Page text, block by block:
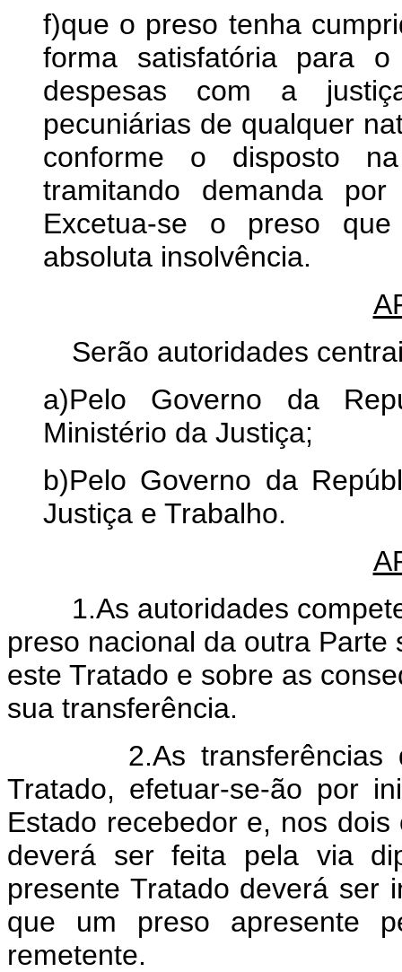
f)que o preso tenha
forma satisfatória para
despesas com a
pecuniárias de qualquer
conforme o disposto
tramitando demanda
Excetua-se o preso
absoluta insolvência.
Serão autoridades
a)Pelo Governo da
Ministério da Justiça;
b)Pelo Governo da
Justiça e Trabalho.
1.As autoridades
preso nacional da outra
este Tratado e sobre as
sua transferência.
2.As transferências
Tratado, efetuar-se-ão por
Estado recebedor e, nos
deverá ser feita pela via
presente Tratado deverá ser
que um preso apresente
remetente.